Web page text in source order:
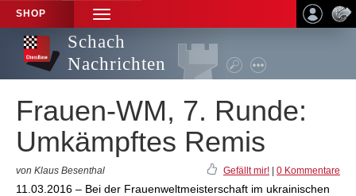
SHOP
TOGGLE
NAVIGATION
Schach
Nachrichten
Frauen-WM, 7. Runde:
Umkämpftes Remis
von Klaus Besenthal Gefällt mir! 0 Kommentare
11.03.2016 – Bei der Frauenweltmeisterschaft im ukrainischen